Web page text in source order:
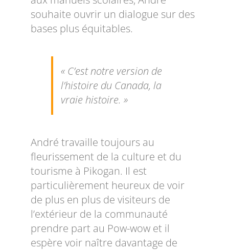
souhaite ouvrir un dialogue sur des
bases plus équitables.
« C’est notre version de
l’histoire du Canada, la
vraie histoire. »
André travaille toujours au
fleurissement de la culture et du
tourisme à Pikogan. Il est
particulièrement heureux de voir
de plus en plus de visiteurs de
l’extérieur de la communauté
prendre part au Pow-wow et il
espère voir naître davantage de